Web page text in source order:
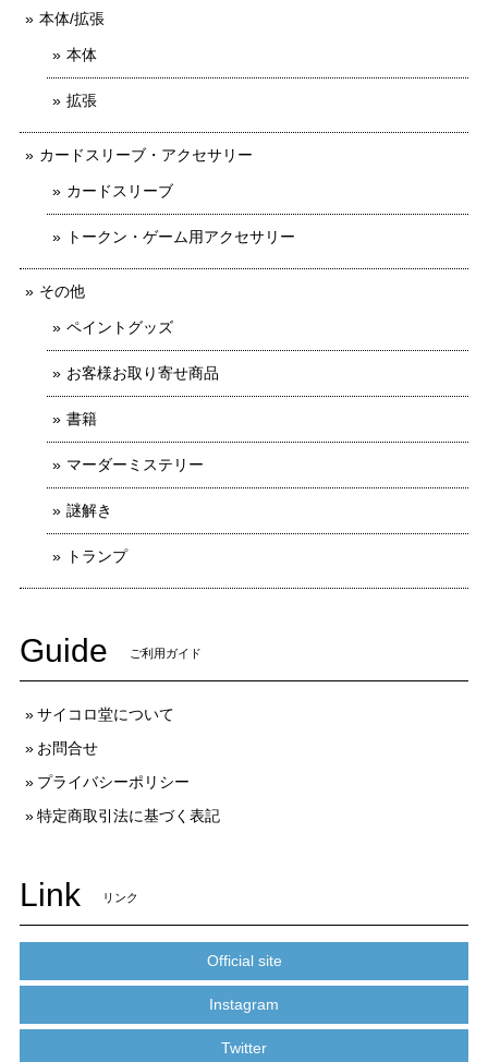
本体/拡張
本体
拡張
カードスリーブ・アクセサリー
カードスリーブ
トークン・ゲーム用アクセサリー
その他
ペイントグッズ
お客様お取り寄せ商品
書籍
マーダーミステリー
謎解き
トランプ
Guide ご利用ガイド
サイコロ堂について
お問合せ
プライバシーポリシー
特定商取引法に基づく表記
Link リンク
Official site
Instagram
Twitter